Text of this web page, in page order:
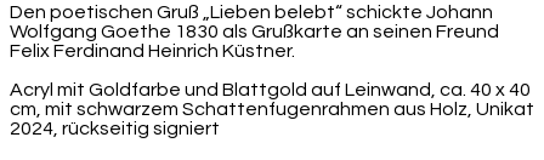
Den poetischen Gruß „Lieben belebt“ schickte Johann
Wolfgang Goethe 1830 als Grußkarte an seinen Freund
Felix Ferdinand Heinrich Küstner.
Acryl mit Goldfarbe und Blattgold auf Leinwand, ca. 40 x 40
cm, mit schwarzem Schattenfugenrahmen aus Holz, Unikat
2024, rückseitig signiert